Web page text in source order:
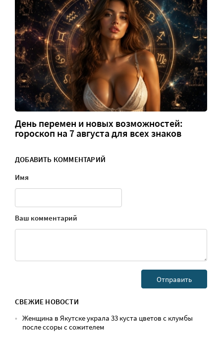
День перемен и новых возможностей:
гороскоп на 7 августа для всех знаков
ДОБАВИТЬ КОММЕНТАРИЙ
Имя
Ваш комментарий
СВЕЖИЕ НОВОСТИ
Женщина в Якутске украла 33 куста цветов с клумбы
после ссоры с сожителем